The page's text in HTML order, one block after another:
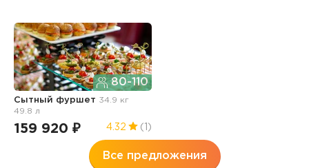
80-110
Сытный фуршет 34.9 кг
49.8 л
159 920 ₽ 4.32 (1)
Все предложения